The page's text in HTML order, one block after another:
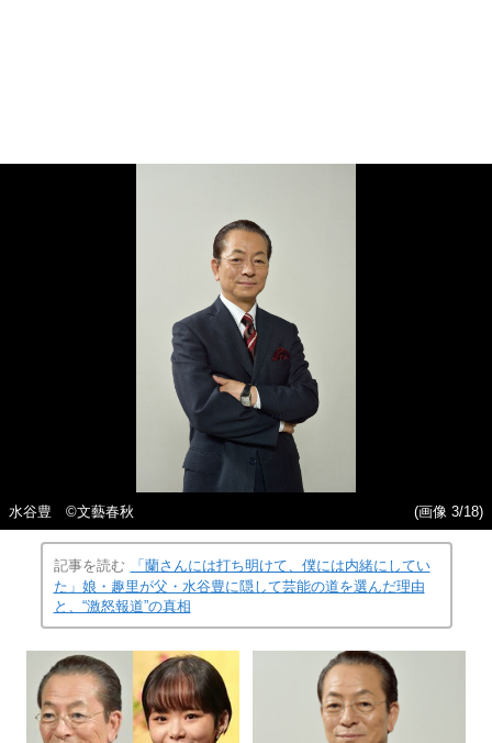
水谷豊 ©︎文藝春秋 (画像 3/18)
記事を読む
「蘭さんには打ち明けて、僕には内緒にしてい
た」娘・趣里が父・水谷豊に隠して芸能の道を選んだ理由
と、“激怒報道”の真相